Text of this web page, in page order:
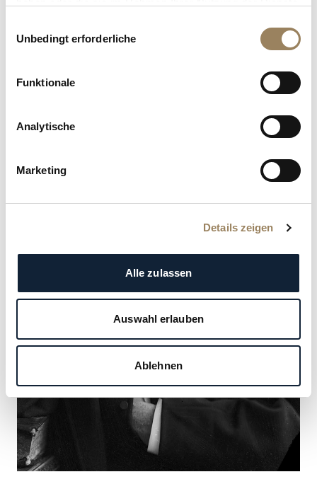
Unbedingt erforderliche
Funktionale
Analytische
Marketing
Details zeigen
Alle zulassen
Auswahl erlauben
Ablehnen
französischen Romantik. Seine "Lieder der Straßen und
anglonormannischen Insel Guernsey entstanden,